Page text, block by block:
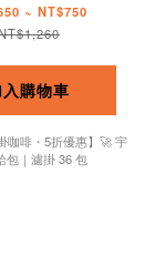
~ NT$750
入購物車